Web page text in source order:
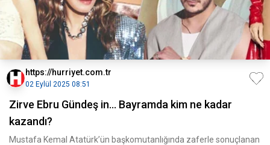
https://hurriyet.com.tr
02 Eylül 2025 08:51
Zirve Ebru Gündeş in... Bayramda kim ne kadar
kazandı?
Mustafa Kemal Atatürk’ün başkomutanlığında zaferle sonuçlanan